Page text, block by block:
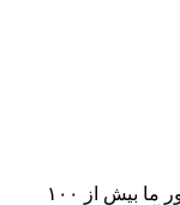
عباس علی آبادی گفت: آب لوله کشی در کشور ما بیش از ۱۰۰